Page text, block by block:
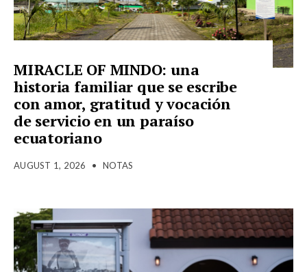
MIRACLE OF MINDO: una
historia familiar que se escribe
con amor, gratitud y vocación
de servicio en un paraíso
ecuatoriano
AUGUST 1, 2026 • NOTAS